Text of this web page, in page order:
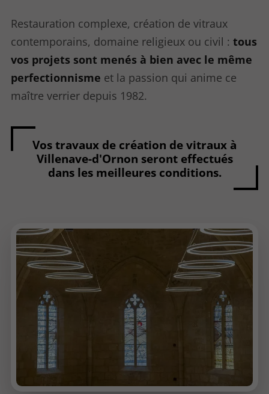
Restauration complexe, création de vitraux
contemporains, domaine religieux ou civil : tous
vos projets sont menés à bien avec le même
perfectionnisme et la passion qui anime ce
maître verrier depuis 1982.
Vos travaux de création de vitraux à
Villenave-d'Ornon seront effectués
dans les meilleures conditions.